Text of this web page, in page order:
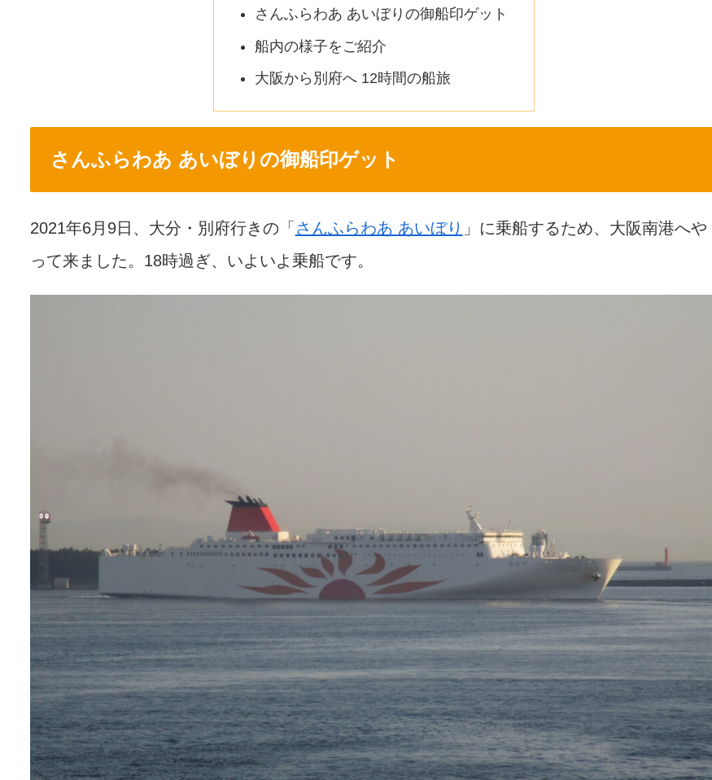
さんふらわあ あいぼりの御船印ゲット
船内の様子をご紹介
大阪から別府へ 12時間の船旅
さんふらわあ あいぼりの御船印ゲット
2021年6月9日、大分・別府行きの「 さんふらわあ あいぼり 」に乗船するため、大阪南港へや
って来ました。18時過ぎ、いよいよ乗船です。